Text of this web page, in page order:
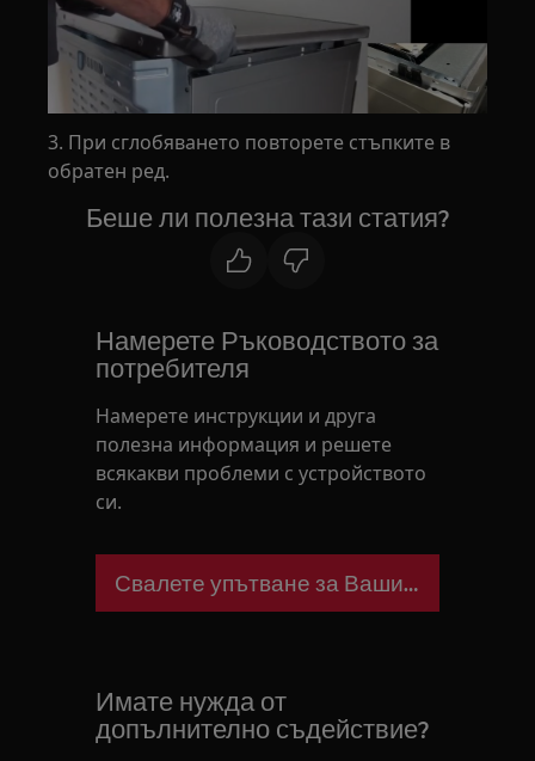
3. При сглобяването повторете стъпките в
обратен ред.
Беше ли полезна тази статия?
Намерете Ръководството за
потребителя
Намерете инструкции и друга
полезна информация и решете
всякакви проблеми с устройството
си.
Свалете упътване за Вашия уред
Имате нужда от
допълнително съдействие?